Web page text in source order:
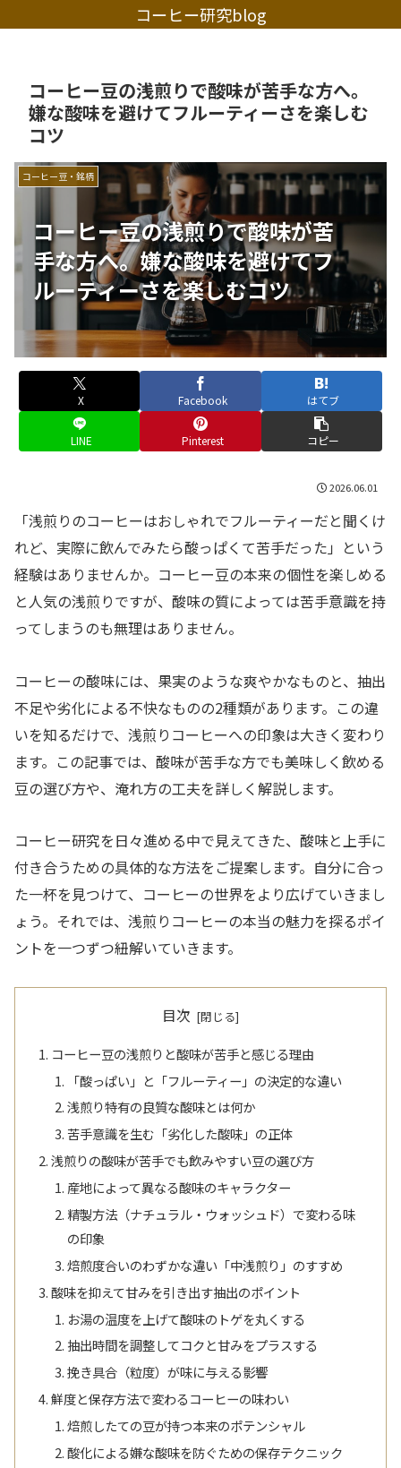
コーヒー研究blog
コーヒー豆の浅煎りで酸味が苦手な方へ。
嫌な酸味を避けてフルーティーさを楽しむ
コツ
コーヒー豆の浅煎りで酸味が苦
手な方へ。嫌な酸味を避けてフ
ルーティーさを楽しむコツ
コーヒー豆・銘柄
X Facebook はてブ
LINE Pinterest コピー
2026.06.01
「浅煎りのコーヒーはおしゃれでフルーティーだと聞くけ
れど、実際に飲んでみたら酸っぱくて苦手だった」という
経験はありませんか。コーヒー豆の本来の個性を楽しめる
と人気の浅煎りですが、酸味の質によっては苦手意識を持
ってしまうのも無理はありません。
コーヒーの酸味には、果実のような爽やかなものと、抽出
不足や劣化による不快なものの2種類があります。この違
いを知るだけで、浅煎りコーヒーへの印象は大きく変わり
ます。この記事では、酸味が苦手な方でも美味しく飲める
豆の選び方や、淹れ方の工夫を詳しく解説します。
コーヒー研究を日々進める中で見えてきた、酸味と上手に
付き合うための具体的な方法をご提案します。自分に合っ
た一杯を見つけて、コーヒーの世界をより広げていきまし
ょう。それでは、浅煎りコーヒーの本当の魅力を探るポイ
ントを一つずつ紐解いていきます。
目次
コーヒー豆の浅煎りと酸味が苦手と感じる理由
「酸っぱい」と「フルーティー」の決定的な違い
浅煎り特有の良質な酸味とは何か
苦手意識を生む「劣化した酸味」の正体
浅煎りの酸味が苦手でも飲みやすい豆の選び方
産地によって異なる酸味のキャラクター
精製方法（ナチュラル・ウォッシュド）で変わる味
の印象
焙煎度合いのわずかな違い「中浅煎り」のすすめ
酸味を抑えて甘みを引き出す抽出のポイント
お湯の温度を上げて酸味のトゲを丸くする
抽出時間を調整してコクと甘みをプラスする
挽き具合（粒度）が味に与える影響
鮮度と保存方法で変わるコーヒーの味わい
焙煎したての豆が持つ本来のポテンシャル
酸化による嫌な酸味を防ぐための保存テクニック